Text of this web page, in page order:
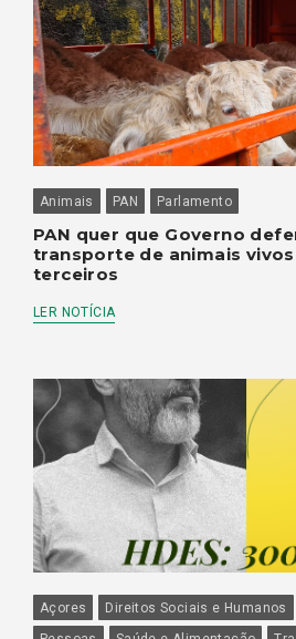
Animais PAN Parlamento
PAN quer que Governo
transporte de animais
terceiros
LER NOTÍCIA
Açores Direitos Sociais e Humanos